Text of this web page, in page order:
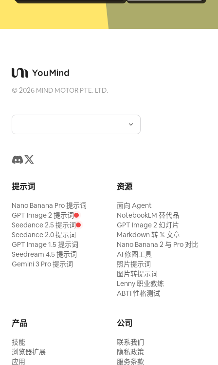
©2026 MIND MOTOR PTE. LTD.
提示词
Nano Banana Pro 提示词
GPT Image 2 提示词
Seedance 2.5 提示词
Seedance 2.0 提示词
GPT Image 1.5 提示词
Seedream 4.5 提示词
Gemini 3 Pro 提示词
资源
面向 Agent
NotebookLM 替代品
GPT Image 2 幻灯片
Markdown 转 𝕏 文章
Nano Banana 2 与 Pro 对比
AI 修图工具
照片提示词
图片转提示词
Lenny 职业教练
ABTI 性格测试
产品
技能
浏览器扩展
应用
公司
联系我们
隐私政策
服务条款